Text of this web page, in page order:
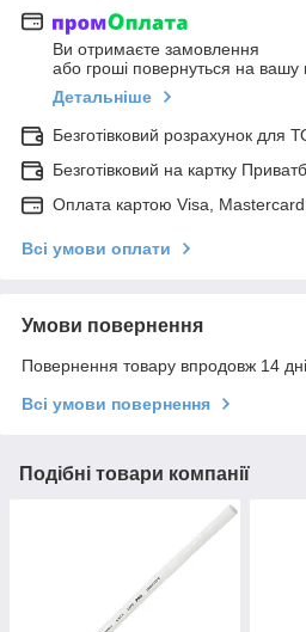
Ви отримаєте замовлення
або гроші повернуться на вашу
Детальніше
Безготівковий розрахунок для
Безготівковий на картку
Оплата картою Visa,
Всі умови оплати
Умови повернення
Повернення товару впродовж 14
Всі умови повернення
Подібні товари компанії